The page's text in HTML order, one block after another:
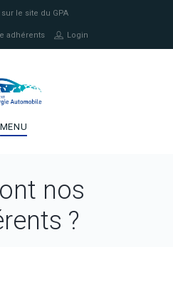
le site du GPA
adhérents Login
MENU
nos
?